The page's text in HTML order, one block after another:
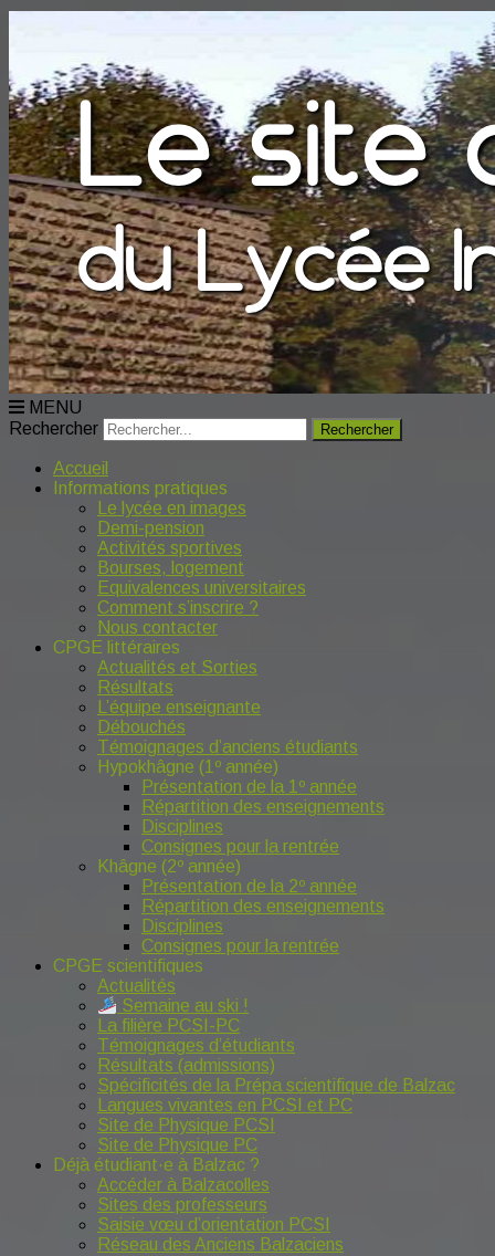
MENU
Rechercher
Accueil
Informations pratiques
Le lycée en images
Demi-pension
Activités sportives
Bourses, logement
Equivalences universitaires
Comment s’inscrire ?
Nous contacter
CPGE littéraires
Actualités et Sorties
Résultats
L’équipe enseignante
Débouchés
Témoignages d’anciens étudiants
Hypokhâgne (1º année)
Présentation de la 1º année
Répartition des enseignements
Disciplines
Consignes pour la rentrée
Khâgne (2º année)
Présentation de la 2º année
Répartition des enseignements
Disciplines
Consignes pour la rentrée
CPGE scientifiques
Actualités
Semaine au ski !
La filière PCSI-PC
Témoignages d’étudiants
Résultats (admissions)
Spécificités de la Prépa scientifique de Balzac
Langues vivantes en PCSI et PC
Site de Physique PCSI
Site de Physique PC
Déjà étudiant·e à Balzac ?
Accéder à Balzacolles
Sites des professeurs
Saisie vœu d’orientation PCSI
Réseau des Anciens Balzaciens